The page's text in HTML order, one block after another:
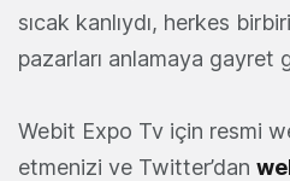
sıcak kanlıydı, herkes
pazarları anlamaya gayret
Webit Expo Tv için resmi
etmenizi ve Twitter’dan